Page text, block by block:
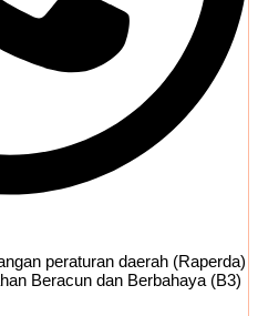
peraturan daerah (Raperda)
Beracun dan Berbahaya (B3)